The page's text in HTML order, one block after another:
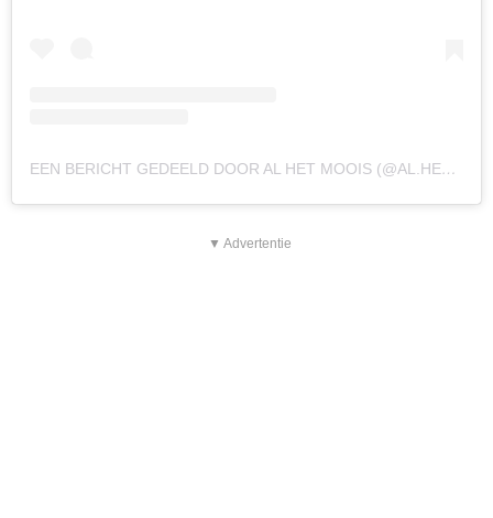
EEN BERICHT GEDEELD DOOR AL HET MOOIS (@AL.HET.MOOIS)
▼ Advertentie